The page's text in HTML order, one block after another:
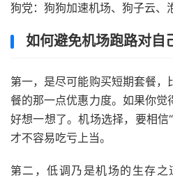
狗党：狗狗加速机场、狗子云、
如何避免机场跑路对自
第一，是尽可能购买短期套餐
餐的那一点优惠力度。如果你
好想一想了。机场选择，要相信
才不容易吃亏上当。
第二，低调乃是机场的生存